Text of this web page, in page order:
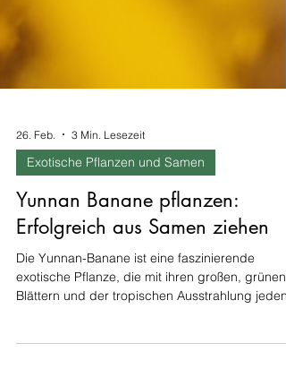
26. Feb. 3 Min. Lesezeit
Yunnan Banane pflanzen:
Die Yunnan-Banane ist eine faszinierende